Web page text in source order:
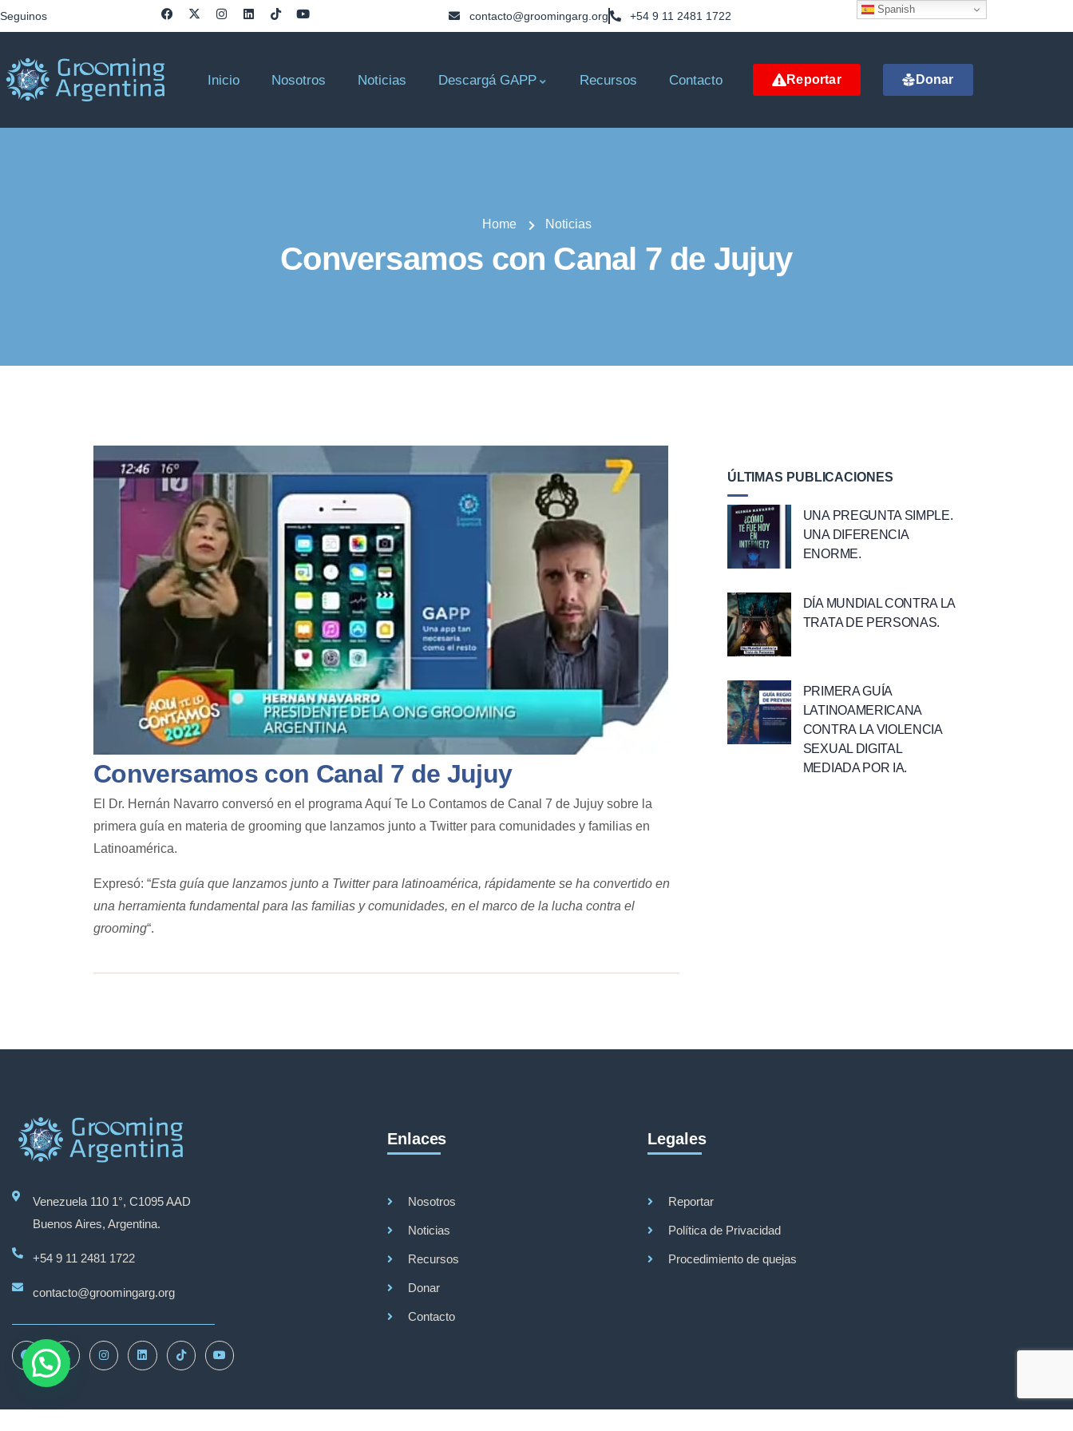
Seguinos contacto@groomingarg.org +54 9 11 2481 1722
Inicio Nosotros Noticias Descargá GAPP Recursos Contacto Reportar Donar
Home Noticias
Conversamos con Canal 7 de Jujuy
Conversamos con Canal 7 de Jujuy
El Dr. Hernán Navarro conversó en el programa Aquí Te Lo Contamos de Canal 7 de Jujuy sobre la
primera guía en materia de grooming que lanzamos junto a Twitter para comunidades y familias en
Latinoamérica.
Expresó: “Esta guía que lanzamos junto a Twitter para latinoamérica, rápidamente se ha convertido en
una herramienta fundamental para las familias y comunidades, en el marco de la lucha contra el
grooming“.
ÚLTIMAS PUBLICACIONES
UNA PREGUNTA SIMPLE.
UNA DIFERENCIA
ENORME.
DÍA MUNDIAL CONTRA LA
TRATA DE PERSONAS.
PRIMERA GUÍA
LATINOAMERICANA
CONTRA LA VIOLENCIA
SEXUAL DIGITAL
MEDIADA POR IA.
Venezuela 110 1°, C1095 AAD
Buenos Aires, Argentina.
+54 9 11 2481 1722
contacto@groomingarg.org
Enlaces
Nosotros
Noticias
Recursos
Donar
Contacto
Legales
Reportar
Política de Privacidad
Procedimiento de quejas
Spanish